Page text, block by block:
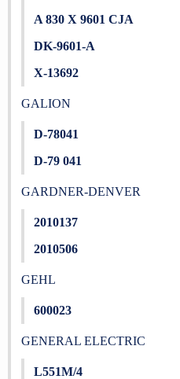
A 830 X 9601 CJA
DK-9601-A
X-13692
GALION
D-78041
D-79 041
GARDNER-DENVER
2010137
2010506
GEHL
600023
GENERAL ELECTRIC
L551M/4